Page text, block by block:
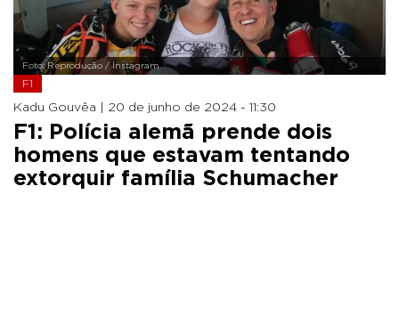
Foto: Reprodução / Instagram
F1
Kadu Gouvêa | 20 de junho de 2024 - 11:30
F1: Polícia alemã prende dois
homens que estavam tentando
extorquir família Schumacher